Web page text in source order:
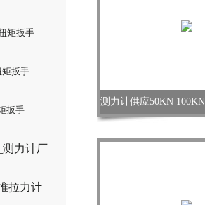
矩扳手
矩扳手
扳手
测力计厂
拉力计